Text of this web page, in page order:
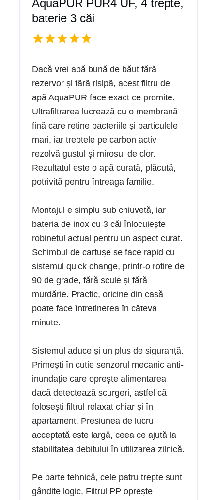
AquaPUR PUR4 UF, 4 trepte,
baterie 3 căi
Dacă vrei apă bună de băut fără
rezervor și fără risipă, acest filtru de
apă AquaPUR face exact ce promite.
Ultrafiltrarea lucrează cu o membrană
fină care reține bacteriile și particulele
mari, iar treptele pe carbon activ
rezolvă gustul și mirosul de clor.
Rezultatul este o apă curată, plăcută,
potrivită pentru întreaga familie.
Montajul e simplu sub chiuvetă, iar
bateria de inox cu 3 căi înlocuiește
robinetul actual pentru un aspect curat.
Schimbul de cartușe se face rapid cu
sistemul quick change, printr-o rotire de
90 de grade, fără scule și fără
murdărie. Practic, oricine din casă
poate face întreținerea în câteva
minute.
Sistemul aduce și un plus de siguranță.
Primești în cutie senzorul mecanic anti-
inundație care oprește alimentarea
dacă detectează scurgeri, astfel că
folosești filtrul relaxat chiar și în
apartament. Presiunea de lucru
acceptată este largă, ceea ce ajută la
stabilitatea debitului în utilizarea zilnică.
Pe parte tehnică, cele patru trepte sunt
gândite logic. Filtrul PP oprește